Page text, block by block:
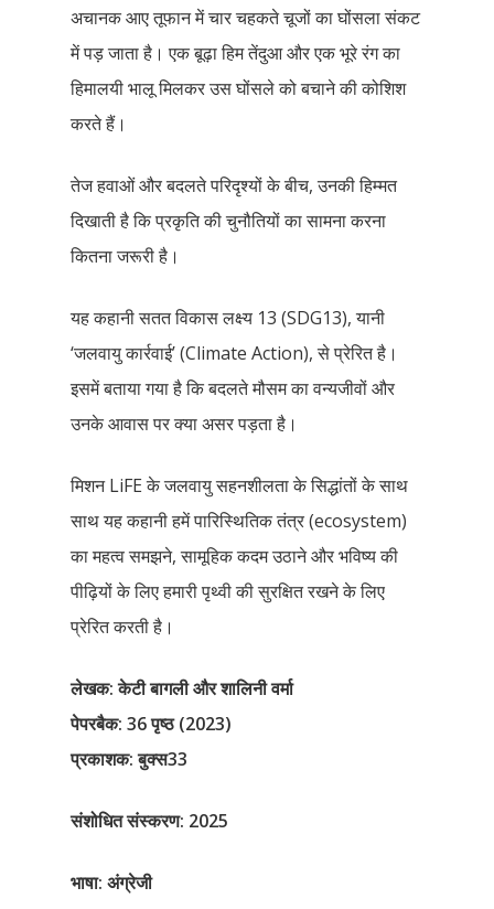
अचानक आए तूफान में चार चहकते चूजों का घोंसला संकट
में पड़ जाता है। एक बूढ़ा हिम तेंदुआ और एक भूरे रंग का
हिमालयी भालू मिलकर उस घोंसले को बचाने की कोशिश
करते हैं।
तेज हवाओं और बदलते परिदृश्यों के बीच, उनकी हिम्मत
दिखाती है कि प्रकृति की चुनौतियों का सामना करना
कितना जरूरी है।
यह कहानी सतत विकास लक्ष्य 13 (SDG13), यानी
‘जलवायु कार्रवाई’ (Climate Action), से प्रेरित है।
इसमें बताया गया है कि बदलते मौसम का वन्यजीवों और
उनके आवास पर क्या असर पड़ता है।
मिशन LiFE के जलवायु सहनशीलता के सिद्धांतों के साथ
साथ यह कहानी हमें पारिस्थितिक तंत्र (ecosystem)
का महत्व समझने, सामूहिक कदम उठाने और भविष्य की
पीढ़ियों के लिए हमारी पृथ्वी की सुरक्षित रखने के लिए
प्रेरित करती है।
लेखक:केटीबागलीऔरशालिनीवर्मा
पेपरबैक: 36 पृष्ठ (2023)
प्रकाशक: बुक्स33
संशोधित संस्करण: 2025
भाषा: अंग्रेजी
Books in Hindi
Fiction Books
Non Fiction Books
Download GEM E-
Communication
Competitive
Publishing Services
Workshops
Writing Retreats